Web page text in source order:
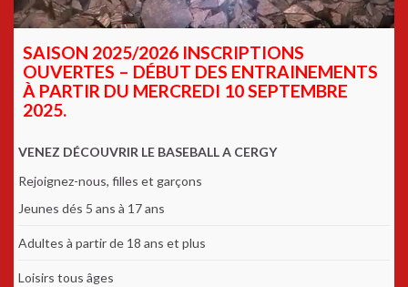
SAISON 2025/2026 INSCRIPTIONS
OUVERTES – DÉBUT DES ENTRAINEMENTS
À PARTIR DU MERCREDI 10 SEPTEMBRE
2025.
VENEZ DÉCOUVRIR LE BASEBALL A CERGY
Rejoignez-nous, filles et garçons
Jeunes dés 5 ans à 17 ans
Adultes à partir de 18 ans et plus
Loisirs tous âges